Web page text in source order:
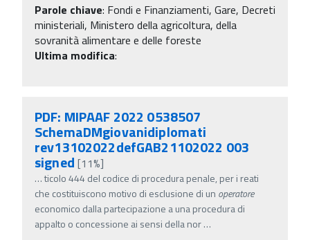
Parole chiave: Fondi e Finanziamenti, Gare, Decreti
ministeriali, Ministero della agricoltura, della
sovranità alimentare e delle foreste
Ultima modifica:
PDF: MIPAAF 2022 0538507
SchemaDMgiovanidiplomati
rev13102022defGAB21102022 003
signed [11%]
…ticolo 444 del codice di procedura penale, per i reati
che costituiscono motivo di esclusione di un operatore
economico dalla partecipazione a una procedura di
appalto o concessione ai sensi della nor…